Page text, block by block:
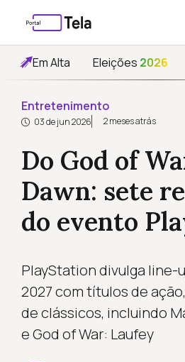
Em Alta Eleições 2026
Entretenimento
03 de jun 2026 2 meses atrás
Do God of
Dawn: sete
do evento
PlayStation divulga line-
2027 com títulos de
de clássicos, incluindo
e God of War: Laufey